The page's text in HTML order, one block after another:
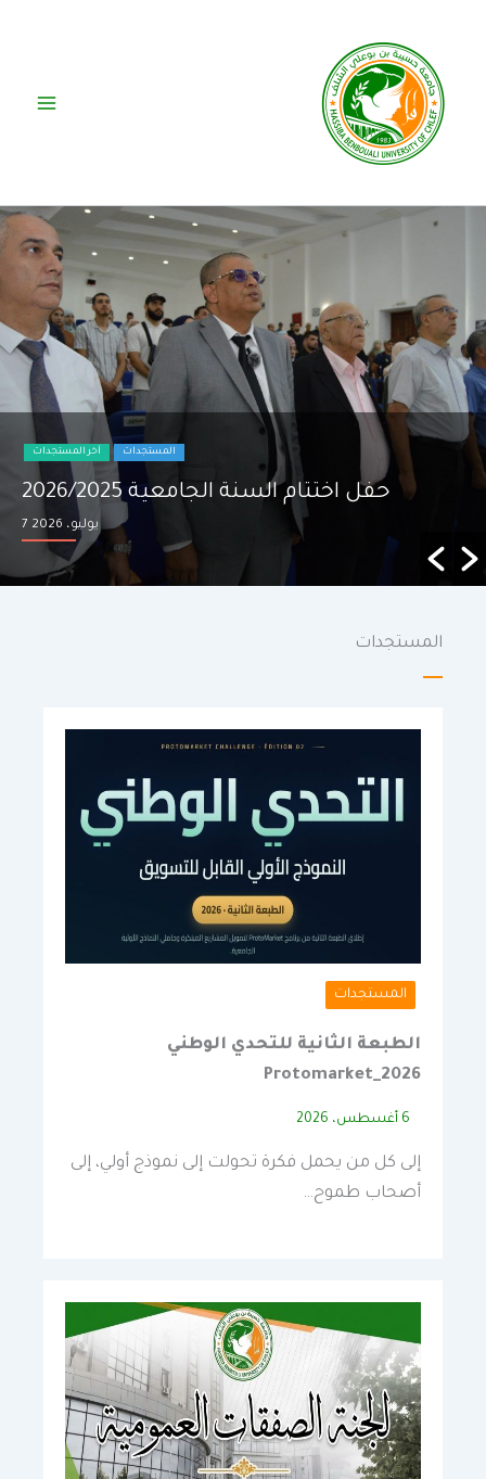
المحتوى
آخر المستجدات المستجدات
اختتام فعاليات الطبعة السادسة للجامعة
الصيفية للنوادي العلمية بجامعة الشلف
12 يوليو، 2026
المستجدات
المستجدات
الطبعة الثانية للتحدي الوطني
Protomarket_2026
6 أغسطس، 2026
إلى كل من يحمل فكرة تحولت إلى نموذج أولي، إلى
أصحاب طموح…